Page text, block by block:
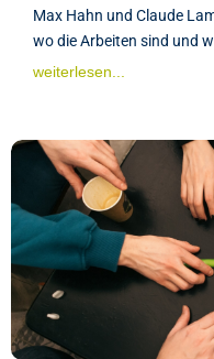
Max Hahn und Claude
wo die Arbeiten sind und
weiterlesen...